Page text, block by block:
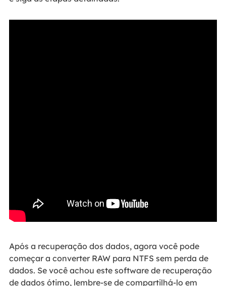
Após a recuperação dos dados, agora você pode
começar a converter RAW para NTFS sem perda de
dados. Se você achou este software de recuperação
de dados ótimo, lembre-se de compartilhá-lo em